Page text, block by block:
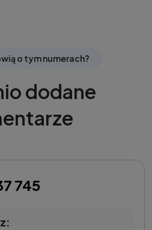
o tym numerach?
dodane
745